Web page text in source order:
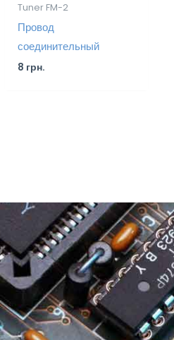
Tuner FM-2
Провод
соединительный
8 грн.